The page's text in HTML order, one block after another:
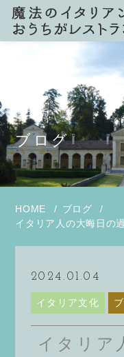
Blog
ブログ
HOME
ブログ
イタリア人の大晦日の
2024.01.04
イタリア文化
イタリア